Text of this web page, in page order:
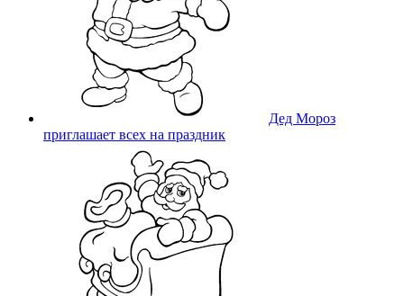
Дед Мороз
приглашает всех на праздник